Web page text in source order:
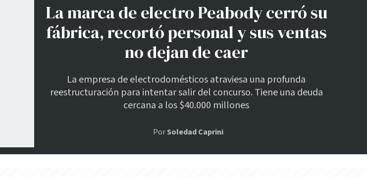
La marca de electro Peabody cerró su
fábrica, recortó personal y sus ventas
no dejan de caer
La empresa de electrodomésticos atraviesa una profunda
reestructuración para intentar salir del concurso. Tiene una deuda
cercana a los $40.000 millones
PorSoledad Caprini